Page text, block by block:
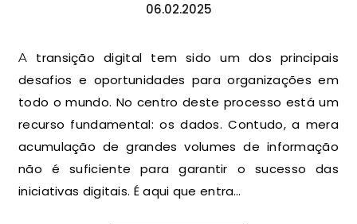
06.02.2025
A transição digital tem sido um dos principais
desafios e oportunidades para organizações em
todo o mundo. No centro deste processo está um
recurso fundamental: os dados. Contudo, a mera
acumulação de grandes volumes de informação
não é suficiente para garantir o sucesso das
iniciativas digitais. É aqui que entra…